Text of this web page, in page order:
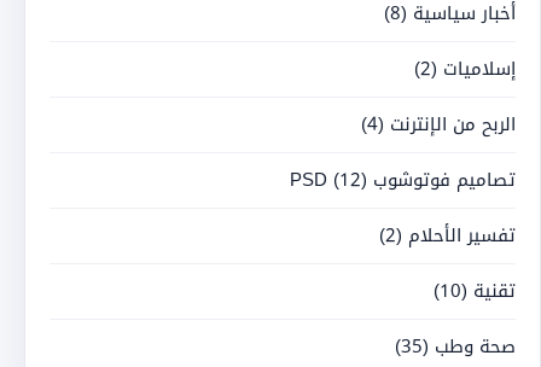
أخبار سياسية (8)
إسلاميات (2)
الربح من الإنترنت (4)
تصاميم فوتوشوب PSD (12)
تفسير الأحلام (2)
تقنية (10)
صحة وطب (35)